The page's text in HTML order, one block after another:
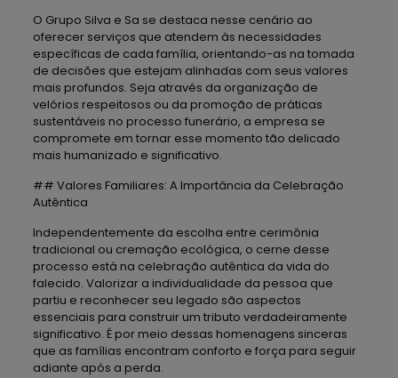
O Grupo Silva e Sa se destaca nesse cenário ao
oferecer serviços que atendem às necessidades
específicas de cada família, orientando-as na tomada
de decisões que estejam alinhadas com seus valores
mais profundos. Seja através da organização de
velórios respeitosos ou da promoção de práticas
sustentáveis no processo funerário, a empresa se
compromete em tornar esse momento tão delicado
mais humanizado e significativo.
## Valores Familiares: A Importância da Celebração
Autêntica
Independentemente da escolha entre cerimônia
tradicional ou cremação ecológica, o cerne desse
processo está na celebração autêntica da vida do
falecido. Valorizar a individualidade da pessoa que
partiu e reconhecer seu legado são aspectos
essenciais para construir um tributo verdadeiramente
significativo. É por meio dessas homenagens sinceras
que as famílias encontram conforto e força para seguir
adiante após a perda.